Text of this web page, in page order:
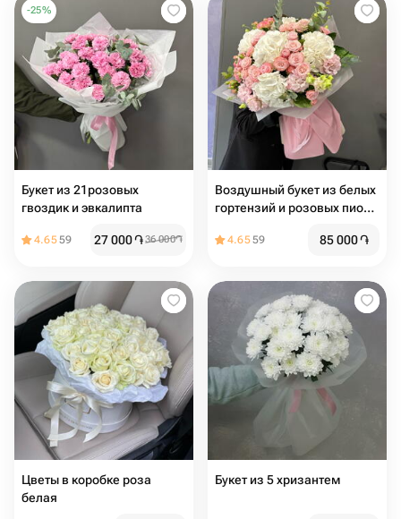
-25%
Букет из 21розовых
гвоздик и эвкалипта
4.6559 27 000֏36 000֏
Воздушный букет из белых
гортензий и розовых пион
4.6559 85 000֏
Цветы в коробке роза
белая
Букет из 5 хризантем